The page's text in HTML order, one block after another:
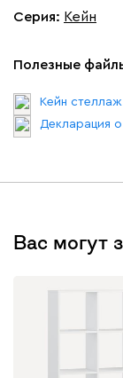
Серия: Кейн
Полезные
Кейн
Декларация
Вас могут